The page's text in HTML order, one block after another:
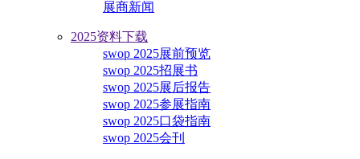
展商新闻
2025资料下载
swop 2025展前预览
swop 2025招展书
swop 2025展后报告
swop 2025参展指南
swop 2025口袋指南
swop 2025会刊